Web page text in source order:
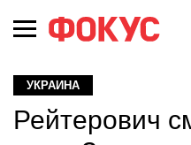
УКРАИНА
Рейтерович